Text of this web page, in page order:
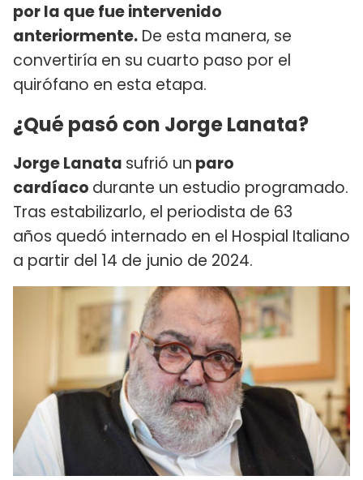
por la que fue intervenido
anteriormente. De esta manera, se
convertiría en su cuarto paso por el
quirófano en esta etapa.
¿Qué pasó con Jorge Lanata?
Jorge Lanata sufrió un paro
cardíaco durante un estudio programado.
Tras estabilizarlo, el periodista de 63
años quedó internado en el Hospial Italiano
a partir del 14 de junio de 2024.